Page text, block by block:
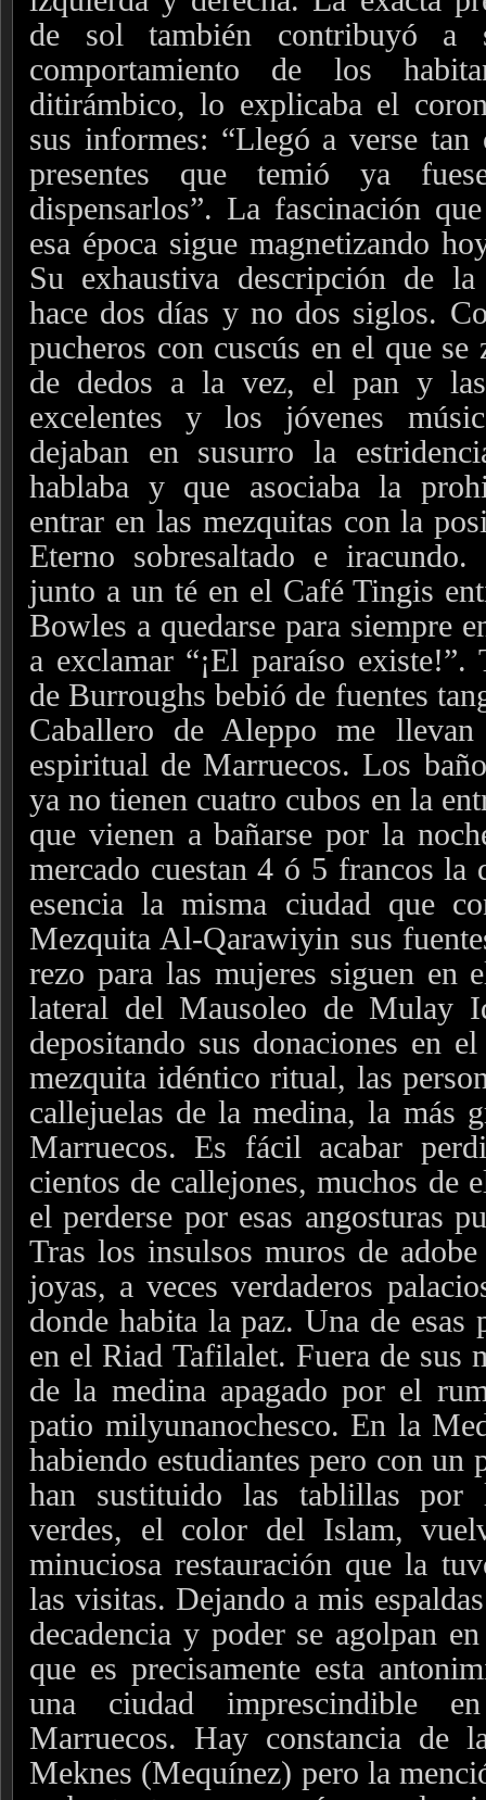
de sol también contribuyó a
comportamiento de los
ditirámbico, lo explicaba el
sus informes: “Llegó a verse tan
presentes que temió ya
dispensarlos”. La fascinación
esa época sigue magnetizando
Su exhaustiva descripción de la
hace dos días y no dos siglos.
pucheros con cuscús en el que se
de dedos a la vez, el pan y
excelentes y los jóvenes
dejaban en susurro la
hablaba y que asociaba la
entrar en las mezquitas con la
Eterno sobresaltado e
junto a un té en el Café Tingis
Bowles a quedarse para siempre
a exclamar “¡El paraíso
de Burroughs bebió de fuentes
Caballero de Aleppo me
espiritual de Marruecos. Los
ya no tienen cuatro cubos en la
que vienen a bañarse por la
mercado cuestan 4 ó 5 francos la
esencia la misma ciudad que
Mezquita Al-Qarawiyin sus
rezo para las mujeres siguen en
lateral del Mausoleo de Mulay
depositando sus donaciones en
mezquita idéntico ritual, las
callejuelas de la medina, la más
Marruecos. Es fácil acabar
cientos de callejones, muchos de
el perderse por esas angosturas
Tras los insulsos muros de adobe
joyas, a veces verdaderos
donde habita la paz. Una de esas
en el Riad Tafilalet. Fuera de sus
de la medina apagado por el
patio milyunanochesco. En la
habiendo estudiantes pero con un
han sustituido las tablillas por
verdes, el color del Islam,
minuciosa restauración que la
las visitas. Dejando a mis
decadencia y poder se agolpan
que es precisamente esta
una ciudad imprescindible
Marruecos. Hay constancia
Meknes (Mequínez) pero la